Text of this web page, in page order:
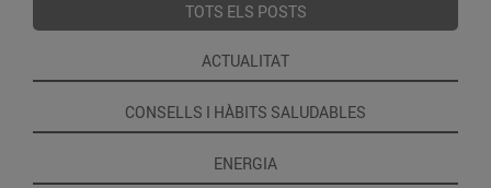
TOTS ELS POSTS
ACTUALITAT
CONSELLS I HÀBITS SALUDABLES
ENERGIA